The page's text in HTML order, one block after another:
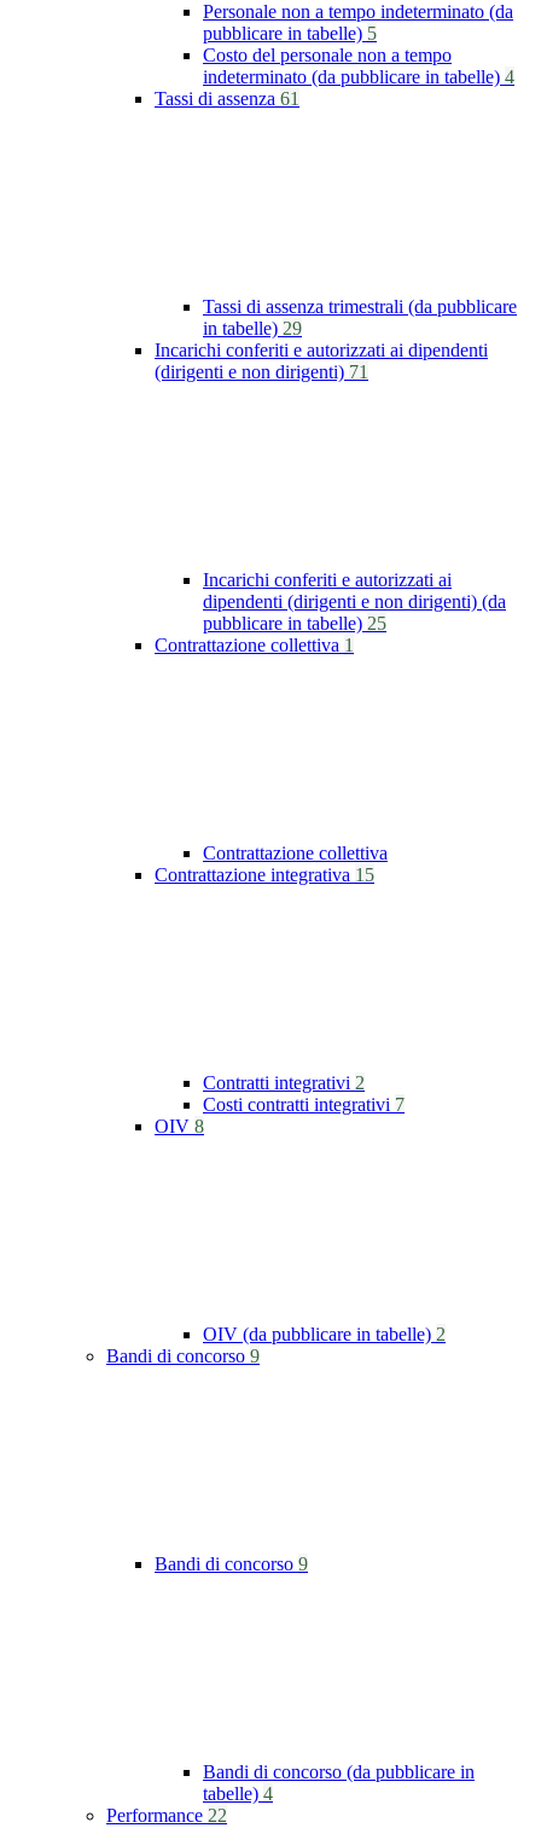
Personale non a tempo indeterminato (da
pubblicare in tabelle) 5
Costo del personale non a tempo
indeterminato (da pubblicare in tabelle) 4
Tassi di assenza 61
Tassi di assenza trimestrali (da pubblicare
in tabelle) 29
Incarichi conferiti e autorizzati ai dipendenti
(dirigenti e non dirigenti) 71
Incarichi conferiti e autorizzati ai
dipendenti (dirigenti e non dirigenti) (da
pubblicare in tabelle) 25
Contrattazione collettiva 1
Contrattazione collettiva
Contrattazione integrativa 15
Contratti integrativi 2
Costi contratti integrativi 7
OIV 8
OIV (da pubblicare in tabelle) 2
Bandi di concorso 9
Bandi di concorso 9
Bandi di concorso (da pubblicare in
tabelle) 4
Performance 22